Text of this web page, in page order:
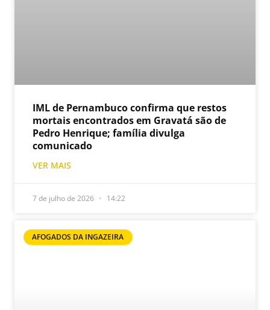
IML de Pernambuco confirma que restos
mortais encontrados em Gravatá são de
Pedro Henrique; família divulga
comunicado
VER MAIS
7 de julho de 2026 14:22
AFOGADOS DA INGAZEIRA